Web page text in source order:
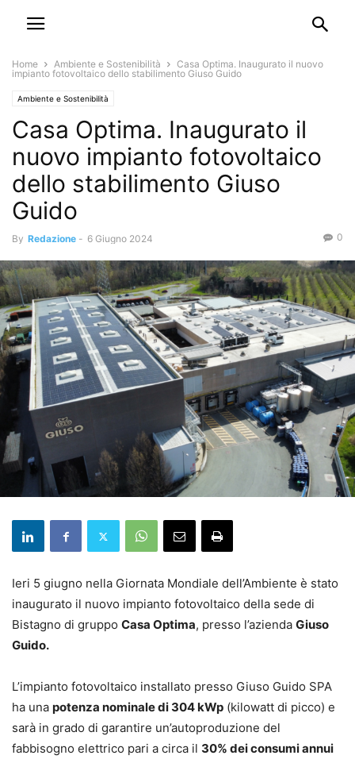
Home Ambiente e Sostenibilità
Casa Optima. Inaugurato il nuovo
impianto fotovoltaico dello stabilimento Giuso Guido
Ambiente e Sostenibilità
Casa Optima. Inaugurato il
nuovo impianto fotovoltaico
dello stabilimento Giuso
Guido
By Redazione - 6 Giugno 2024 0
Ieri 5 giugno nella Giornata Mondiale dell’Ambiente è stato
inaugurato il nuovo impianto fotovoltaico della sede di
Bistagno di gruppo Casa Optima, presso l’azienda Giuso
Guido.
L’impianto fotovoltaico installato presso Giuso Guido SPA
ha una potenza nominale di 304 kWp (kilowatt di picco) e
sarà in grado di garantire un’autoproduzione del
fabbisogno elettrico pari a circa il 30% dei consumi annui